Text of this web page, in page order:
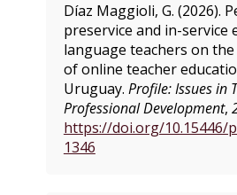
Díaz Maggioli, G. (2026).
preservice and in-service
language teachers on
of online teacher
Uruguay. Profile: Issues in
Professional Development,
https://doi.org/10.15446/
1346